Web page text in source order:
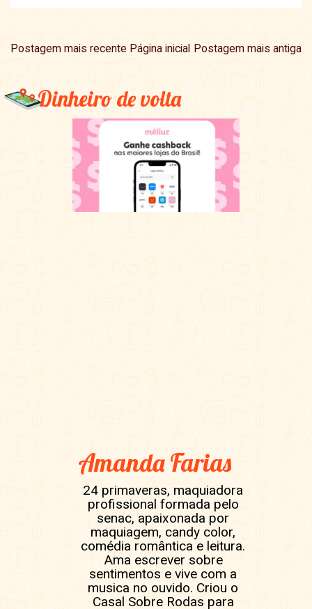
Postagem mais recente Postagem mais antiga
Página inicial
Dinheiro de volta
Amanda Farias
24 primaveras, maquiadora
profissional formada pelo
senac, apaixonada por
maquiagem, candy color,
comédia romântica e leitura.
Ama escrever sobre
sentimentos e vive com a
musica no ouvido. Criou o
Casal Sobre Rodas para